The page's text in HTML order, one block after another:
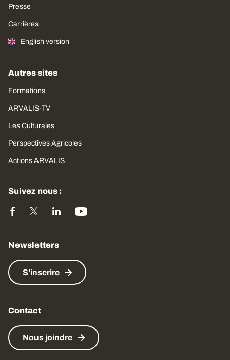
Presse
Carrières
English version
Autres sites
Formations
ARVALIS-TV
Les Culturales
Perspectives Agricoles
Actions ARVALIS
Suivez nous :
Newsletters
S'inscrire
Contact
Nous joindre